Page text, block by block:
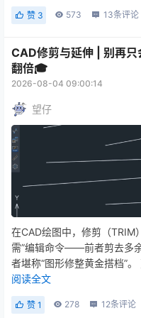
赞 3 573 13条评论
CAD修剪与延伸 | 别再
翻倍🎓
2026-08-04 09:00:14
望仔
在CAD绘图中，修剪（TRIM
需”编辑命令——前者剪去多
者堪称“图形修整黄金搭档”
hift键相互切换，不用反复退
用死磕线条长度，画完再修
这两个命令的认知，还停留
阅读全文
赞 1 278 12条评论